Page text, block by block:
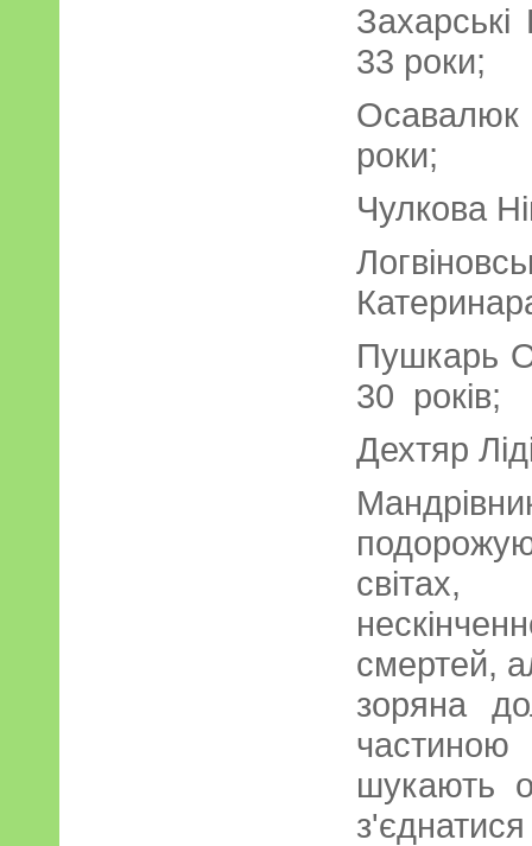
33 роки;
Осавалюк
роки;
Чулкова
Пушкарь
30 років;
Дехтяр
смертей,
зоряна
частиною
шукають